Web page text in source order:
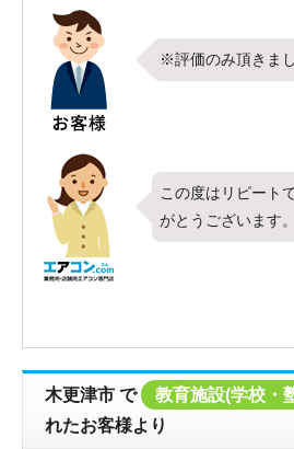
※評価のみ頂きま
この度はリピート
がとうございます
がけ頂けたこと、
方向天井カセット
いかがでしょうか
けしたエアコンの
リーニングなども
木更津市 で 教育施設(学校・
れたお客様より